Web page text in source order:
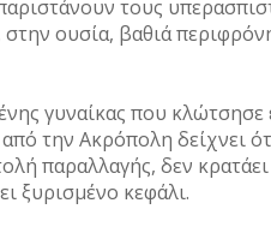
τους
ουσία, βαθιά
γυναίκας που κλώτσησε
την Ακρόπολη δείχνει
παραλλαγής, δεν
ξυρισμένο κεφάλι.